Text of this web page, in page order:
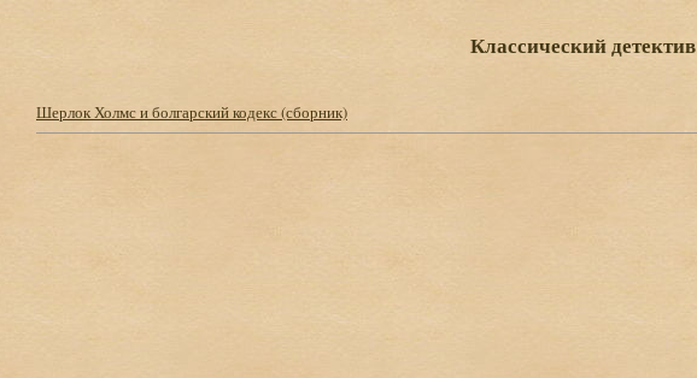
Классический детектив
Шерлок Холмс и болгарский кодекс (сборник)